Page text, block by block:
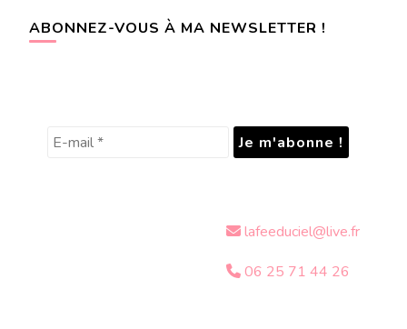
ABONNEZ-VOUS À MA NEWSLETTER !
lafeeduciel@live.fr
06 25 71 44 26